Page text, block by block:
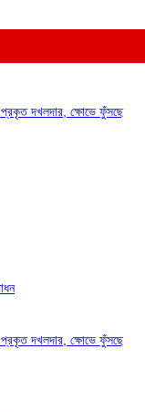
প্রকৃত দখলদার, ক্ষোভে ফুঁসছে
প্রকৃত দখলদার, ক্ষোভে ফুঁসছে